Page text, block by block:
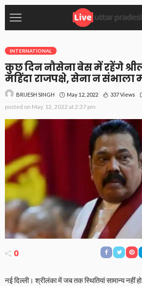
INTERNATIONAL
कुछ दिन नौसेना बेस में रहेंगे
महिंदा राजपक्षे, सेना न संभाला
BRIJESH SINGH May 12, 2022 337 Views
posted on May. 12, 2022 at 2:37 pm
0
नई दिल्ली। श्रीलंका में जब तक स्थितियां सामान्य नहीं